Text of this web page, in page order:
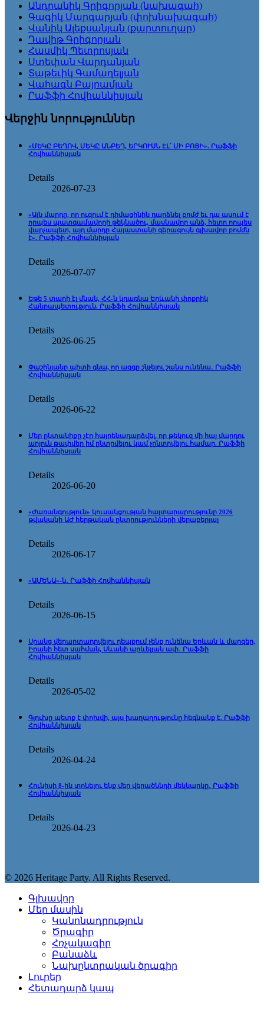
Անդրանիկ Գրիգորյան (նախագահ)
Գագիկ Մարգարյան (փոխնախագահ)
Վանիկ Ալեքսանյան (քարտուղար)
Դավիթ Գրիգորյան
Հասմիկ Պետրոսյան
Ստեփան Վարդանյան
Տաթեւիկ Գամաղելյան
Վահագն Բայրամյան
Րաֆֆի Հովհաննիսյան
Վերջին նորություններ
«ՄԵԿԸ ԲԵՂՈՎ, ՄԵԿԸ ԱՆԲԵՂ, ԵՐԿՈՒՍՆ ԷԼ՝ ՄԻ ԲՈՅԻ». Րաֆֆի
Հովհաննիսյան
Details
2026-07-23
«Այն մարդը, որ ուզում է դիմացինին դարձնել բոմժ եւ դա ասում է
որպես պատգամավորի թեկնածու, մասնավոր անձ, հետո որպես
վարչապետ, այդ մարդը Հայաստանի գերագույն գլխավոր բոմժն
է». Րաֆֆի Հովհաննիսյան
Details
2026-07-07
Եթե 5 տարի էլ մնան, ՀՀ-ն կդառնա Երևանի փոքրիկ
Հանրապետություն. Րաֆֆի Հովհաննիսյան
Details
2026-06-25
Փաշինյանը պիտի գնա, որ ազգը շնչելու շանս ունենա․ Րաֆֆի
Հովհաննիսյան
Details
2026-06-22
Մեր ընտանիքը չէր հայրենադարձվել, որ թեկուզ մի հայ մարդու
արյուն թափվեր իմ ընտրվելու կամ չընտրվելու համար. Րաֆֆի
Հովհաննիսյան
Details
2026-06-20
«Ժառանգություն» կուսակցության հայտարարությունը 2026
թվականի ԱԺ հերթական ընտրությունների վերաբերյալ
Details
2026-06-17
«ԱՄԵՆԱ»-ն․ Րաֆֆի Հովհաննիսյան
Details
2026-06-15
Սրանց վերարտադրվելու դեպքում չենք ունենա Երևան և մարզեր,
Իրանի հետ սահման, Սևանի արևելյան ափ․ Րաֆֆի
Հովհաննիսյան
Details
2026-05-02
Գլուխը պետք է փոխվի, այս խաղաղությունը հեգնանք է. Րաֆֆի
Հովհաննիսյան
Details
2026-04-24
Հունիսի 8-ին տոնելու ենք մեր վերածննդի մեկնարկը․ Րաֆֆի
Հովհաննիսյան
Details
2026-04-23
© 2026 Heritage Party. All Rights Reserved.
Գլխավոր
Մեր մասին
Կանոնադրություն
Ծրագիր
Հռչակագիր
Բանաձև
Նախընտրական ծրագիր
Լուրեր
Հետադարձ կապ